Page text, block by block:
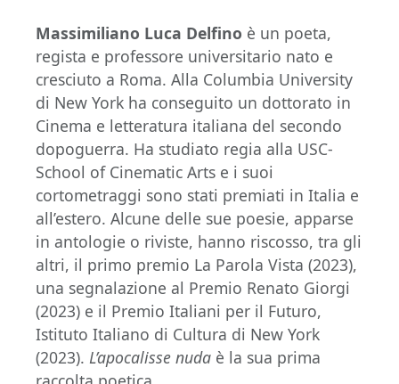
Massimiliano Luca Delfino è un poeta,
regista e professore universitario nato e
cresciuto a Roma. Alla Columbia University
di New York ha conseguito un dottorato in
Cinema e letteratura italiana del secondo
dopoguerra. Ha studiato regia alla USC-
School of Cinematic Arts e i suoi
cortometraggi sono stati premiati in Italia e
all’estero. Alcune delle sue poesie, apparse
in antologie o riviste, hanno riscosso, tra gli
altri, il primo premio La Parola Vista (2023),
una segnalazione al Premio Renato Giorgi
(2023) e il Premio Italiani per il Futuro,
Istituto Italiano di Cultura di New York
(2023). L’apocalisse nuda è la sua prima